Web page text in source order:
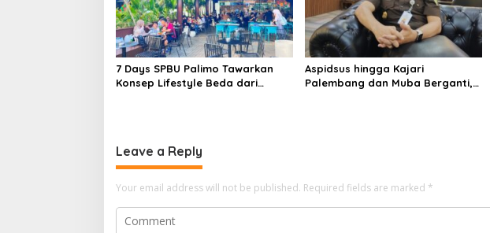
7 Days SPBU Palimo Tawarkan
Konsep Lifestyle Beda dari
Aspidsus hingga Kajari
Palembang dan Muba Berganti,
Leave a Reply
Your email address will not be published. Required fields are marked *